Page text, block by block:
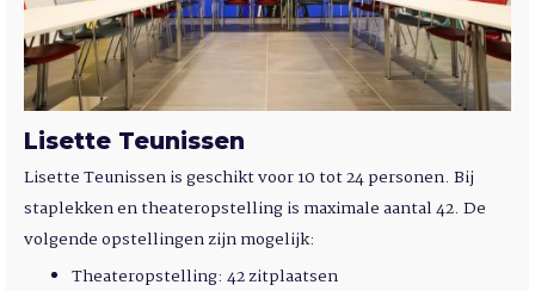
Lisette Teunissen
Lisette Teunissen is geschikt voor 10 tot 24 personen. Bij
staplekken en theateropstelling is maximale aantal 42. De
volgende opstellingen zijn mogelijk:
Theateropstelling: 42 zitplaatsen